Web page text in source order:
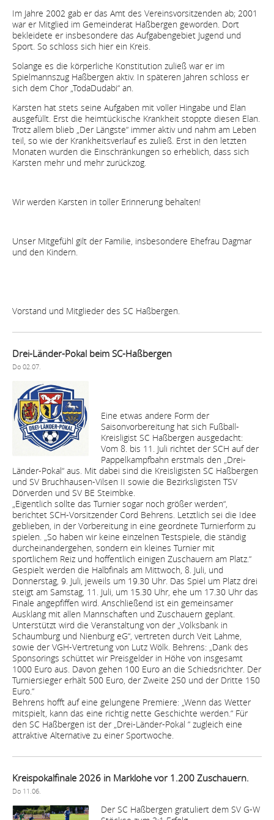
Im Jahre 2002 gab er das Amt des Vereinsvorsitzenden ab; 2001
war er Mitglied im Gemeinderat Haßbergen geworden. Dort
bekleidete er insbesondere das Aufgabengebiet Jugend und
Sport. So schloss sich hier ein Kreis.
Solange es die körperliche Konstitution zuließ war er im
Spielmannszug Haßbergen aktiv. In späteren Jahren schloss er
sich dem Chor „TodaDudabi“ an.
Karsten hat stets seine Aufgaben mit voller Hingabe und Elan
ausgefüllt. Erst die heimtückische Krankheit stoppte diesen Elan.
Trotz allem blieb „Der Längste“ immer aktiv und nahm am Leben
teil, so wie der Krankheitsverlauf es zuließ. Erst in den letzten
Monaten wurden die Einschränkungen so erheblich, dass sich
Karsten mehr und mehr zurückzog.
Wir werden Karsten in toller Erinnerung behalten!
Unser Mitgefühl gilt der Familie, insbesondere Ehefrau Dagmar
und den Kindern.
Vorstand und Mitglieder des SC Haßbergen.
Drei-Länder-Pokal beim SC-Haßbergen
Do 02.07.
Eine etwas andere Form der
Saisonvorbereitung hat sich Fußball-
Kreisligist SC Haßbergen ausgedacht:
Vom 8. bis 11. Juli richtet der SCH auf der
Pappelkampfbahn erstmals den „Drei-
Länder-Pokal“ aus. Mit dabei sind die Kreisligisten SC Haßbergen
und SV Bruchhausen-Vilsen II sowie die Bezirksligisten TSV
Dörverden und SV BE Steimbke.
„Eigentlich sollte das Turnier sogar noch größer werden“,
berichtet SCH-Vorsitzender Cord Behrens. Letztlich sei die Idee
geblieben, in der Vorbereitung in eine geordnete Turnierform zu
spielen. „So haben wir keine einzelnen Testspiele, die ständig
durcheinandergehen, sondern ein kleines Turnier mit
sportlichem Reiz und hoffentlich einigen Zuschauern am Platz.“
Gespielt werden die Halbfinals am Mittwoch, 8. Juli, und
Donnerstag, 9. Juli, jeweils um 19.30 Uhr. Das Spiel um Platz drei
steigt am Samstag, 11. Juli, um 15.30 Uhr, ehe um 17.30 Uhr das
Finale angepfiffen wird. Anschließend ist ein gemeinsamer
Ausklang mit allen Mannschaften und Zuschauern geplant.
Unterstützt wird die Veranstaltung von der „Volksbank in
Schaumburg und Nienburg eG“, vertreten durch Veit Lahme,
sowie der VGH-Vertretung von Lutz Wölk. Behrens: „Dank des
Sponsorings schüttet wir Preisgelder in Höhe von insgesamt
1000 Euro aus. Davon gehen 100 Euro an die Schiedsrichter. Der
Turniersieger erhält 500 Euro, der Zweite 250 und der Dritte 150
Euro.“
Behrens hofft auf eine gelungene Premiere: „Wenn das Wetter
mitspielt, kann das eine richtig nette Geschichte werden.“ Für
den SC Haßbergen ist der „Drei-Länder-Pokal “ zugleich eine
attraktive Alternative zu einer Sportwoche.
Kreispokalfinale 2026 in Marklohe vor 1.200 Zuschauern.
Do 11.06.
Der SC Haßbergen gratuliert dem SV G-W